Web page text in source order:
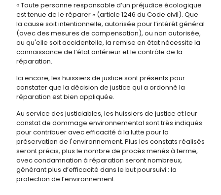
« Toute personne responsable d’un préjudice écologique
est tenue de le réparer » (article 1246 du Code civil). Que
la cause soit intentionnelle, autorisée pour l’intérêt général
(avec des mesures de compensation), ou non autorisée,
ou qu'elle soit accidentelle, la remise en état nécessite la
connaissance de l’état antérieur et le contrôle de la
réparation.
Ici encore, les huissiers de justice sont présents pour
constater que la décision de justice qui a ordonné la
réparation est bien appliquée.
Au service des justiciables, les huissiers de justice et leur
constat de dommage environnemental sont très indiqués
pour contribuer avec efficacité à la lutte pour la
préservation de l'environnement. Plus les constats réalisés
seront précis, plus le nombre de procès menés à terme,
avec condamnation à réparation seront nombreux,
générant plus d’efficacité dans le but poursuivi : la
protection de l’environnement.